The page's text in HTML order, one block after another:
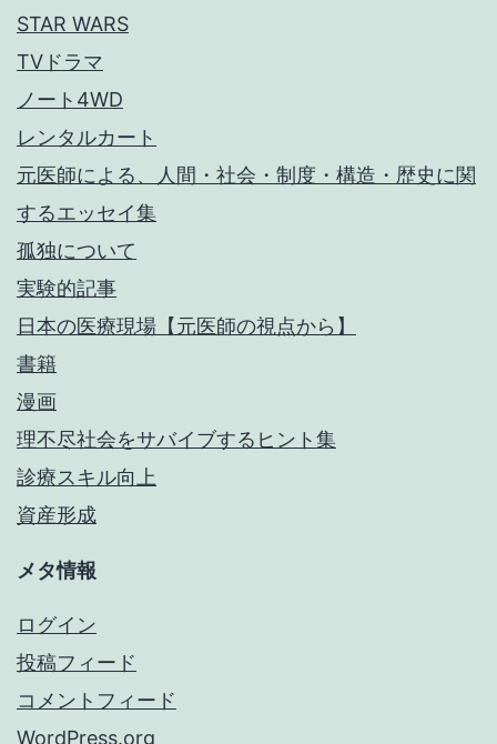
STAR WARS
TVドラマ
ノート4WD
レンタルカート
元医師による、人間・社会・制度・構造・歴史に関
するエッセイ集
孤独について
実験的記事
日本の医療現場【元医師の視点から】
書籍
漫画
理不尽社会をサバイブするヒント集
診療スキル向上
資産形成
メタ情報
ログイン
投稿フィード
コメントフィード
WordPress.org